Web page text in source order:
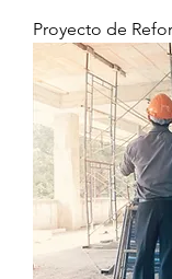
Proyecto de